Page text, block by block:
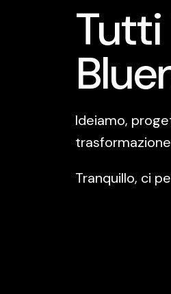
Ideiamo,
Tranquillo, ci